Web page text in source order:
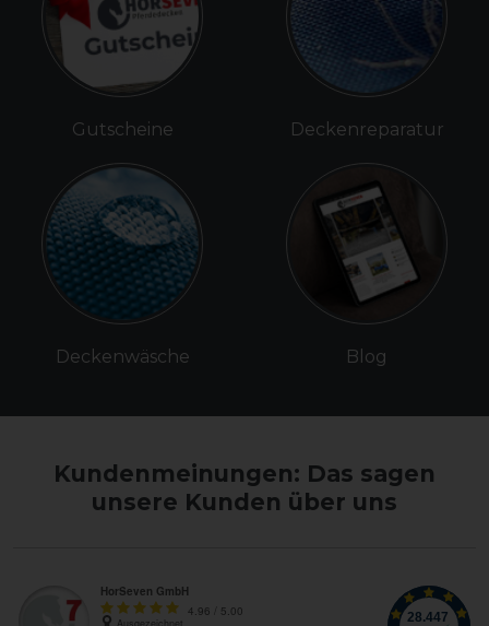
Gutscheine
Deckenwäsche
Deckenreparatur
Blog
Kundenmeinungen: Das sagen
unsere Kunden über uns